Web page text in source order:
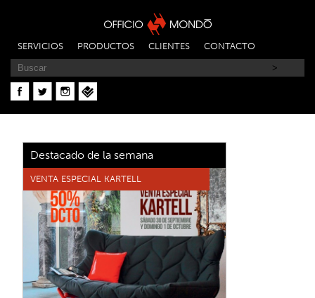
SERVICIOS PRODUCTOS CLIENTES CONTACTO
Destacado de la semana
VENTA ESPECIAL KARTELL